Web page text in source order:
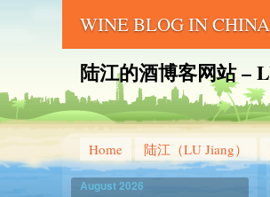
WINE BLOG IN
陆江的酒博客网站 –
Home 陆江（LU Jiang）
August 2026